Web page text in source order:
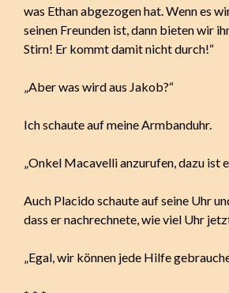
was Ethan abgezogen hat. Wenn es
seinen Freunden ist, dann bieten wir
Stirn! Er kommt damit nicht durch!“
„Aber was wird aus Jakob?“
Ich schaute auf meine Armbanduhr.
„Onkel Macavelli anzurufen, dazu ist
Auch Placido schaute auf seine Uhr
dass er nachrechnete, wie viel Uhr
„Egal, wir können jede Hilfe